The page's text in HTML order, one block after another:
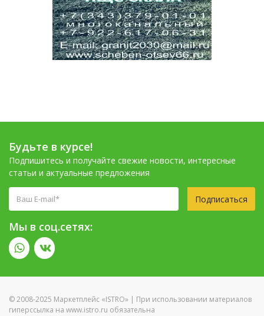
Будьте в курсе!
Подпишитесь и получайте свежие новости, интересные
статьи и актуальные предложения
Подписаться
Мы в соц.сетях:
© 2008-2025 Маркетплейс «ISTRO» | При использовании материалов
гиперссылка на www.istro.ru обязательна